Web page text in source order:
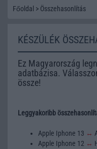
Főoldal > Összehasonlítás
KÉSZÜLÉK
Ez Magyarország
adatbázisa.
össze!
Leggyakoribb
Apple Iphone 13 ↔
Apple Iphone 12 ↔